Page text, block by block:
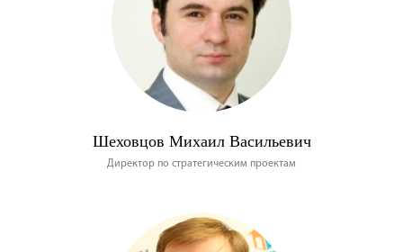
Шеховцов Михаил Васильевич
Директор по стратегическим проектам